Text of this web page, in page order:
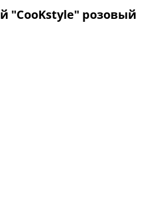
"CooKstyle" розовый